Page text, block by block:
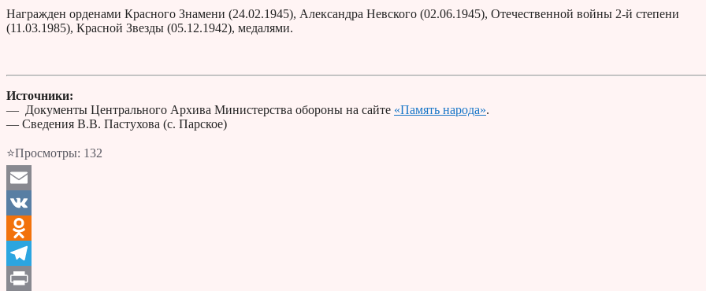
Награжден орденами Красного Знамени (24.02.1945), Александра Невского (02.06.1945), Отечественной войны 2-й степени
(11.03.1985), Красной Звезды (05.12.1942), медалями.
Источники:
— Документы Центрального Архива Министерства обороны на сайте «Память народа».
— Сведения В.В. Пастухова (с. Парское)
⭐Просмотры: 132
Email
VK
Odnoklassniki
Telegram